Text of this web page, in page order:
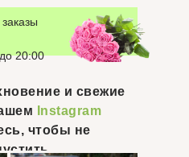
20:00
и свежие
Instagram
чтобы не